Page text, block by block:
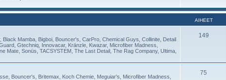
AIHEET
Black Mamba, Bigboi, Bouncer's, CarPro, Chemical Guys, Collinite, Detail
Gtechniq, Innovacar, Kränzle, Kwazar, Microfiber Madness,
Mate, Sonüs, TACSYSTEM, The Last Detail, The Rag Company, Ultima,
149
Bouncer's, Britemax, Koch Chemie, Meguiar's, Microfiber Madness,
75